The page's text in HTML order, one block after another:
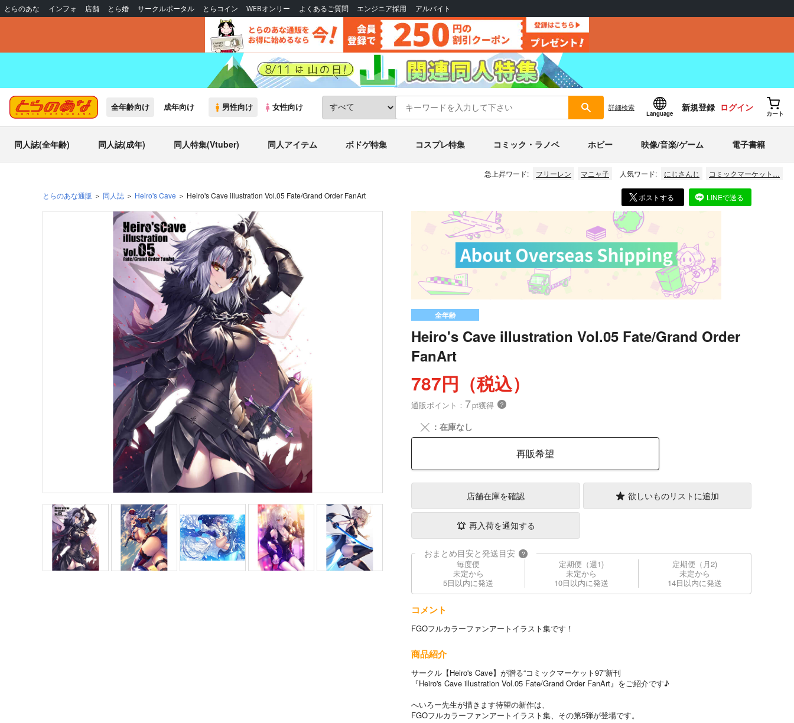
とらのあな インフォ 店舗 とら婚 サークルポータル とらコイン WEBオンリー よくあるご質問 エンジニア採用 アルバイト
全年齢向け 成年向け 男性向け 女性向け 詳細検索
Language
新規登録 ログイン
カート
同人誌(全年齢) 同人誌(成年) 同人特集(Vtuber) 同人アイテム ボドゲ特集 コスプレ特集 コミック・ラノベ ホビー 映像/音楽/ゲーム 電子書籍
急上昇ワード: フリーレン マニャ子 人気ワード: にじさんじ コミックマーケット…
とらのあな通販 同人誌 Heiro's Cave Heiro's Cave illustration Vol.05 Fate/Grand Order FanArt ポストする LINEで送る
全年齢
Heiro's Cave illustration Vol.05 Fate/Grand Order
FanArt
787円（税込）
通販ポイント： 7pt獲得 ？
╳ ：在庫なし
再販希望
店舗在庫を確認 欲しいものリストに追加
再入荷を通知する
おまとめ目安と発送目安 ?
毎度便
未定から
5日以内に発送
定期便（週1)
未定から
10日以内に発送
定期便（月2)
未定から
14日以内に発送
コメント
FGOフルカラーファンアートイラスト集です！
商品紹介
サークル【Heiro's Cave】が贈る“コミックマーケット97”新刊
『Heiro's Cave illustration Vol.05 Fate/Grand Order FanArt』をご紹介です♪
へいろー先生が描きます待望の新作は、
FGOフルカラーファンアートイラスト集、その第5弾が登場です。